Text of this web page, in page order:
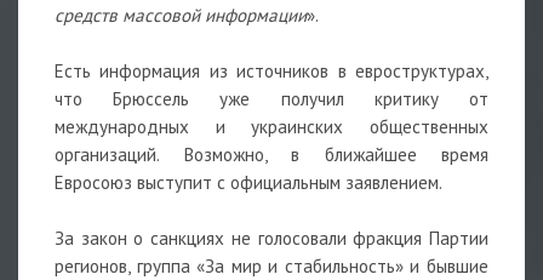
средств массовой информации».
Есть информация из источников в евроструктурах,
что Брюссель уже получил критику от
международных и украинских общественных
организаций. Возможно, в ближайшее время
Евросоюз выступит с официальным заявлением.
За закон о санкциях не голосовали фракция Партии
регионов, группа«За мир и стабильность»и бывшие